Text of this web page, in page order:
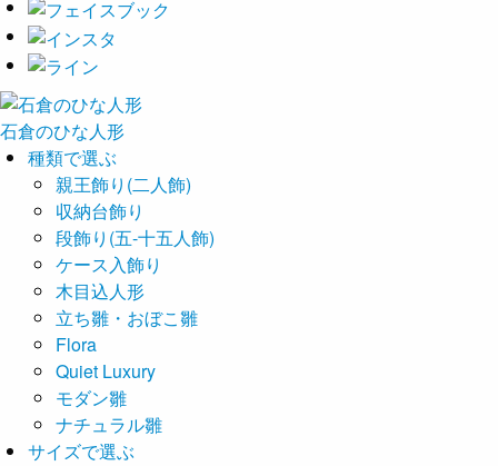
石倉のひな人形
種類で選ぶ
親王飾り(二人飾)
収納台飾り
段飾り(五-十五人飾)
ケース入飾り
木目込人形
立ち雛・おぼこ雛
Flora
Quiet Luxury
モダン雛
ナチュラル雛
サイズで選ぶ